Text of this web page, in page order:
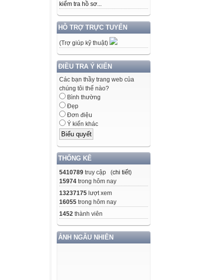
kiểm tra hồ sơ...
HỖ TRỢ TRỰC TUYẾN
(Trợ giúp kỹ thuật)
ĐIỀU TRA Ý KIẾN
Các bạn thầy trang web của
chúng tôi thế nào?
Bình thường
Đẹp
Đơn điệu
Ý kiến khác
THỐNG KÊ
5410789 truy cập (chi tiết)
15974 trong hôm nay
13237175 lượt xem
16055 trong hôm nay
1452 thành viên
ẢNH NGẪU NHIÊN